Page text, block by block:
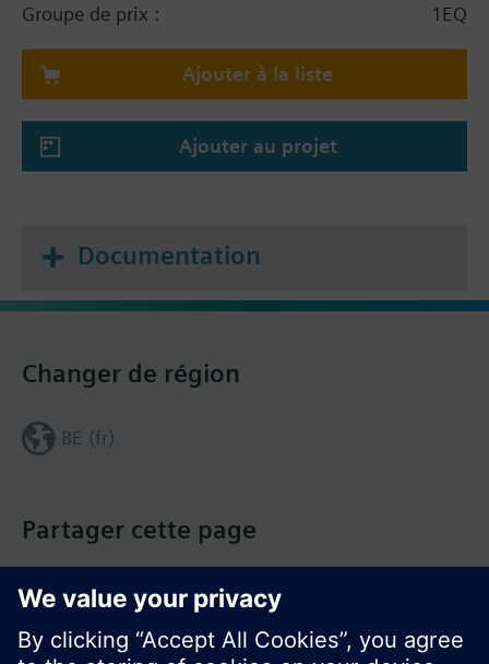
Groupe de prix :
1EQ
Ajouter à la liste
Ajouter au projet
Documentation
Partager cette page
Changer de région
BE (fr)